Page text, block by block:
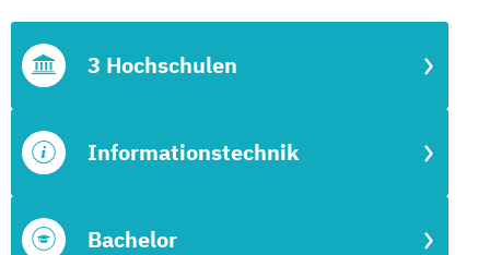
Bachelor
Informationstechnik
3 Hochschulen